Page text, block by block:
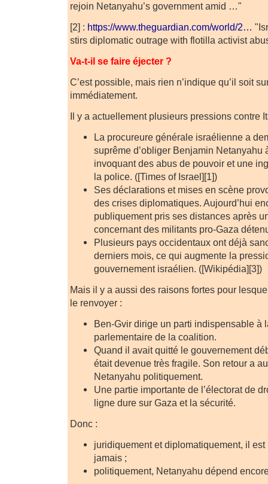
rejoin Netanyahu’s government amid …"
[2] : https://www.theguardian.com/world/2…
stirs diplomatic outrage with flotilla activist
Va-t-il se faire éjecter ?
C’est possible, mais rien n’indique qu’il soit
immédiatement.
Il y a actuellement plusieurs pressions contre
La procureure générale israélienne a
suprême d’obliger Benjamin Netanyahu
invoquant des abus de pouvoir et une
la police. ([Times of Israel][1])
Ses déclarations et mises en scène
des crises diplomatiques. Aujourd’hui
publiquement pris ses distances après
concernant des militants pro-Gaza
Plusieurs pays occidentaux ont déjà
derniers mois, ce qui augmente la
gouvernement israélien. ([Wikipédia][3])
Mais il y a aussi des raisons fortes pour
le renvoyer :
Ben-Gvir dirige un parti indispensable à
parlementaire de la coalition.
Quand il avait quitté le gouvernement
était devenue très fragile. Son retour a
Netanyahu politiquement.
Une partie importante de l’électorat de
ligne dure sur Gaza et la sécurité.
Donc :
juridiquement et diplomatiquement, il
jamais ;
politiquement, Netanyahu dépend